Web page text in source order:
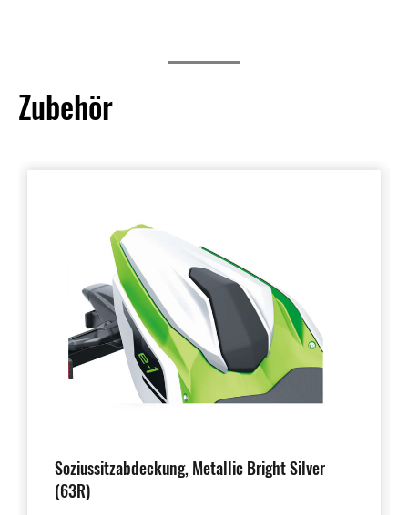
Zubehör
Soziussitzabdeckung, Metallic Bright Silver
(63R)